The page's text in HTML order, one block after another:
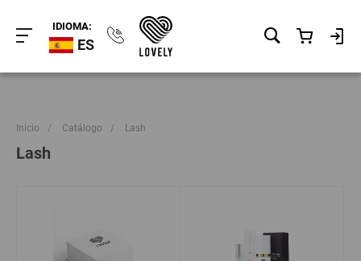
IDIOMA:
ES
Inicio / Catálogo / Lash
Lash